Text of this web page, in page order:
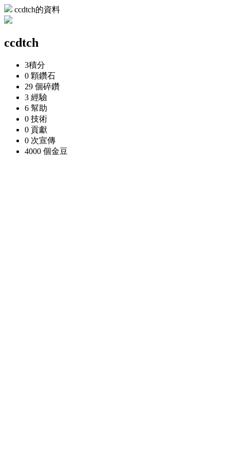
ccdtch的資料
ccdtch
3積分
0 顆鑽石
29 個碎鑽
3 經驗
6 幫助
0 技術
0 貢獻
0 次宣傳
4000 個金豆